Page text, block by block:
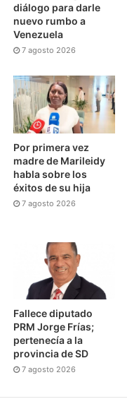
diálogo para darle
nuevo rumbo a
Venezuela
7 agosto 2026
Por primera vez
madre de Marileidy
habla sobre los
éxitos de su hija
7 agosto 2026
Fallece diputado
PRM Jorge Frías;
pertenecía a la
provincia de SD
7 agosto 2026